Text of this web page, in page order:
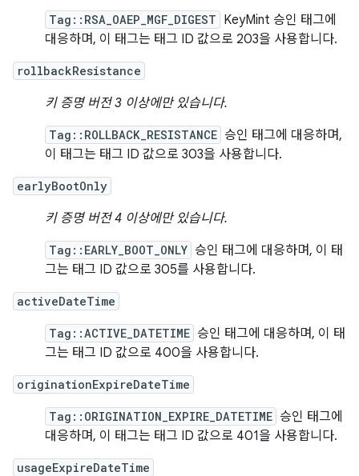
Tag::RSA_OAEP_MGF_DIGEST KeyMint 승인 태그에
대응하며, 이 태그는 태그 ID 값으로 203을 사용합니다.
rollbackResistance
키 증명 버전 3 이상에만 있습니다.
Tag::ROLLBACK_RESISTANCE 승인 태그에 대응하며,
이 태그는 태그 ID 값으로 303을 사용합니다.
earlyBootOnly
키 증명 버전 4 이상에만 있습니다.
Tag::EARLY_BOOT_ONLY 승인 태그에 대응하며, 이 태
그는 태그 ID 값으로 305를 사용합니다.
activeDateTime
Tag::ACTIVE_DATETIME 승인 태그에 대응하며, 이 태
그는 태그 ID 값으로 400을 사용합니다.
originationExpireDateTime
Tag::ORIGINATION_EXPIRE_DATETIME 승인 태그에
대응하며, 이 태그는 태그 ID 값으로 401을 사용합니다.
usageExpireDateTime